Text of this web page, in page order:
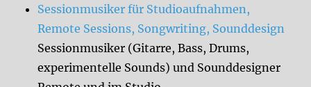
Sessionmusiker für Studioaufnahmen,
Remote Sessions, Songwriting, Sounddesign
Sessionmusiker (Gitarre, Bass, Drums,
experimentelle Sounds) und Sounddesigner